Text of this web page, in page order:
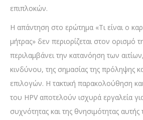
επιπλοκών.
Η απάντηση στο ερώτημα «Τι είναι ο
μήτρας» δεν περιορίζεται στον ορισμό
περιλαμβάνει την κατανόηση των
κινδύνου, της σημασίας της πρόληψης
επιλογών. Η τακτική παρακολούθηση
του HPV αποτελούν ισχυρά εργαλεία
συχνότητας και της θνησιμότητας